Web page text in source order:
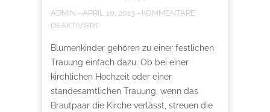
ADMIN - APRIL 10, 2013 - KOMMENTARE
DEAKTIVIERT
Blumenkinder gehören zu einer festlichen
Trauung einfach dazu. Ob bei einer
kirchlichen Hochzeit oder einer
standesamtlichen Trauung, wenn das
Brautpaar die Kirche verlässt, streuen die